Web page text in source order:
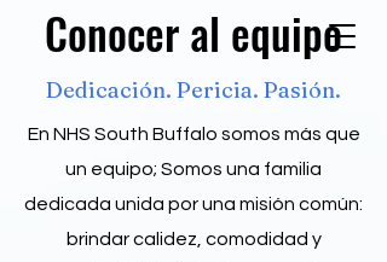
Conocer al equipo
Dedicación. Pericia. Pasión.
En NHS South Buffalo somos más que
un equipo; Somos una familia
dedicada unida por una misión común:
brindar calidez, comodidad y